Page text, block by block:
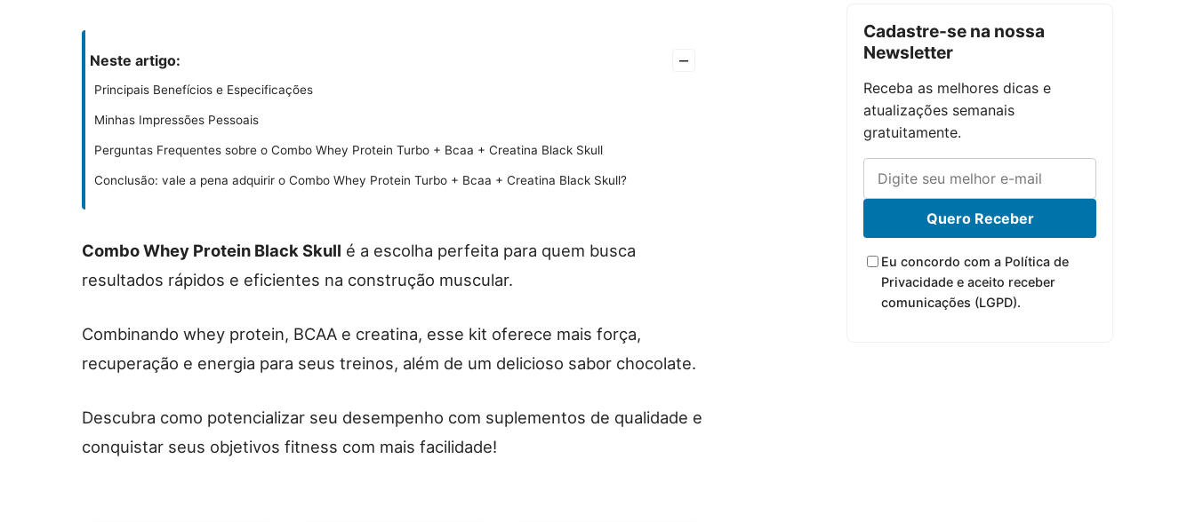
Neste artigo: –
Principais Benefícios e Especificações
Minhas Impressões Pessoais
Perguntas Frequentes sobre o Combo Whey Protein Turbo + Bcaa + Creatina Black Skull
Conclusão: vale a pena adquirir o Combo Whey Protein Turbo + Bcaa + Creatina Black Skull?
Combo Whey Protein Black Skull é a escolha perfeita para quem busca
resultados rápidos e eficientes na construção muscular.
Combinando whey protein, BCAA e creatina, esse kit oferece mais força,
recuperação e energia para seus treinos, além de um delicioso sabor chocolate.
Descubra como potencializar seu desempenho com suplementos de qualidade e
conquistar seus objetivos fitness com mais facilidade!
Cadastre-se na nossa
Newsletter
Receba as melhores dicas e
atualizações semanais
gratuitamente.
Quero Receber
Eu concordo com a Política de
Privacidade e aceito receber
comunicações (LGPD).